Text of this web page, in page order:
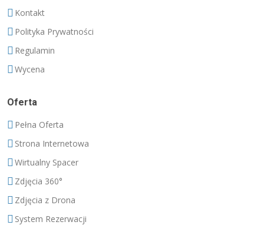
Kontakt
Polityka Prywatności
Regulamin
Wycena
Oferta
Pełna Oferta
Strona Internetowa
Wirtualny Spacer
Zdjęcia 360°
Zdjęcia z Drona
System Rezerwacji